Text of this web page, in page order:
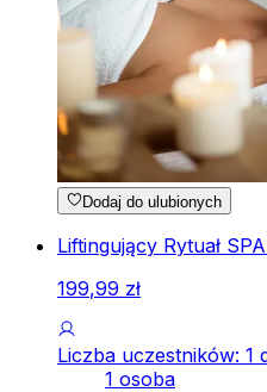
Dodaj do ulubionych
Liftingujący Rytuał
199,99 zł
Liczba uczestników: 1
1 osoba